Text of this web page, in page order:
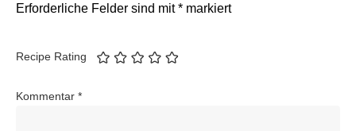
Erforderliche Felder sind mit* markiert
Recipe Rating
Kommentar *